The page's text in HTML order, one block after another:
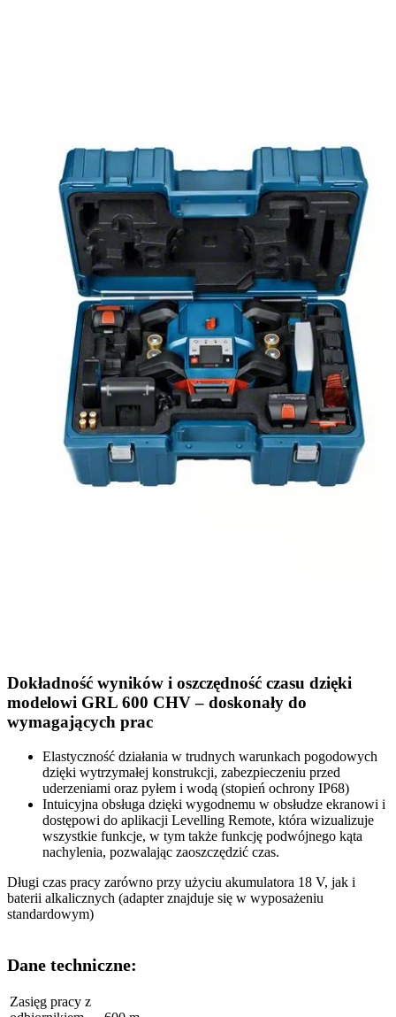
Dokładność wyników i oszczędność czasu dzięki
modelowi GRL 600 CHV – doskonały do
wymagających prac
Elastyczność działania w trudnych warunkach pogodowych
dzięki wytrzymałej konstrukcji, zabezpieczeniu przed
uderzeniami oraz pyłem i wodą (stopień ochrony IP68)
Intuicyjna obsługa dzięki wygodnemu w obsłudze ekranowi i
dostępowi do aplikacji Levelling Remote, która wizualizuje
wszystkie funkcje, w tym także funkcję podwójnego kąta
nachylenia, pozwalając zaoszczędzić czas.
Długi czas pracy zarówno przy użyciu akumulatora 18 V, jak i
baterii alkalicznych (adapter znajduje się w wyposażeniu
standardowym)
Dane techniczne:
Zasięg pracy z